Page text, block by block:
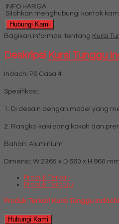
INFO HARGA
Silahkan menghubungi kontak
Hubungi Kami
Bagikan informasi tentang Kursi
Deskripsi Kursi Tunggu
Indachi PS Casa 4
Spesifikasi:
1. Di desain dengan model yang
2. Rangka kaki yang kokoh dan
Bahan: Aluminium
Dimensi: W 2365 x D 660 x H 960 mm
Produk Terkait
Produk Terbaru
Produk Terkait Kursi Tunggu
Hubungi Kami